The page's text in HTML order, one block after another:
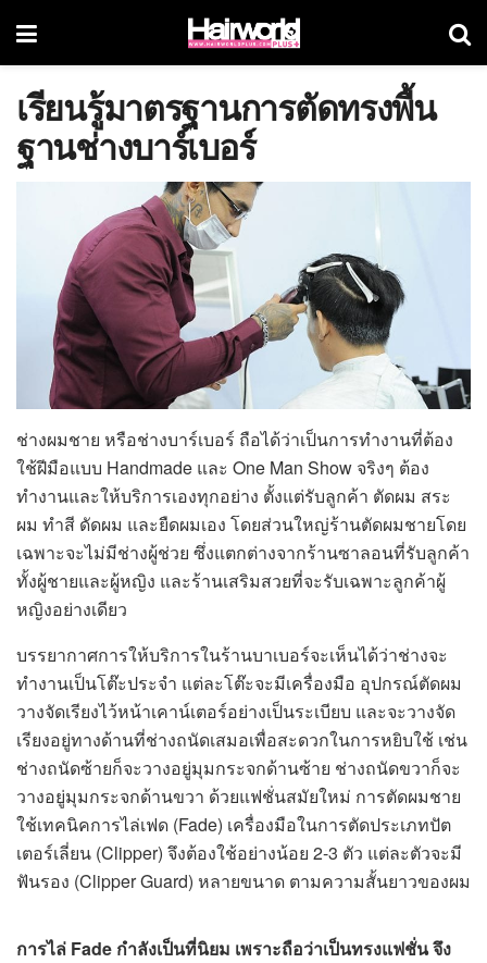
เรียนรู้มาตรฐานการตัดทรงพื้น
ฐานช่างบาร์เบอร์
ช่างผมชาย หรือช่างบาร์เบอร์ ถือได้ว่าเป็นการทำงานที่ต้อง
ใช้ฝีมือแบบ Handmade และ One Man Show จริงๆ ต้อง
ทำงานและให้บริการเองทุกอย่าง ตั้งแต่รับลูกค้า ตัดผม สระ
ผม ทำสี ดัดผม และยืดผมเอง โดยส่วนใหญ่ร้านตัดผมชายโดย
เฉพาะจะไม่มีช่างผู้ช่วย ซึ่งแตกต่างจากร้านซาลอนที่รับลูกค้า
ทั้งผู้ชายและผู้หญิง และร้านเสริมสวยที่จะรับเฉพาะลูกค้าผู้
หญิงอย่างเดียว
บรรยากาศการให้บริการในร้านบาเบอร์จะเห็นได้ว่าช่างจะ
ทำงานเป็นโต๊ะประจำ แต่ละโต๊ะจะมีเครื่องมือ อุปกรณ์ตัดผม
วางจัดเรียงไว้หน้าเคาน์เตอร์อย่างเป็นระเบียบ และจะวางจัด
เรียงอยู่ทางด้านที่ช่างถนัดเสมอเพื่อสะดวกในการหยิบใช้ เช่น
ช่างถนัดซ้ายก็จะวางอยู่มุมกระจกด้านซ้าย ช่างถนัดขวาก็จะ
วางอยู่มุมกระจกด้านขวา ด้วยแฟชั่นสมัยใหม่ การตัดผมชาย
ใช้เทคนิคการไล่เฟด (Fade) เครื่องมือในการตัดประเภทปัต
เตอร์เลี่ยน (Clipper) จึงต้องใช้อย่างน้อย 2-3 ตัว แต่ละตัวจะมี
ฟันรอง (Clipper Guard) หลายขนาด ตามความสั้นยาวของผม
การไล่ Fade กำลังเป็นที่นิยม เพราะถือว่าเป็นทรงแฟชั่น จึง